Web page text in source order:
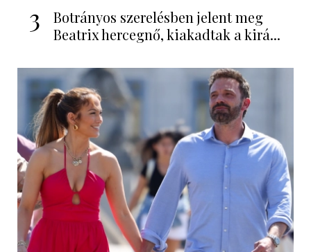
3
Botrányos szerelésben jelent meg
Beatrix hercegnő, kiakadtak a kirá...